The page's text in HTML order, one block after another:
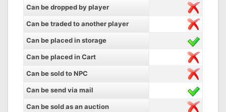
Can be dropped by player
Can be traded to another player
Can be placed in storage
Can be placed in Cart
Can be sold to NPC
Can be send via mail
Can be sold as an auction